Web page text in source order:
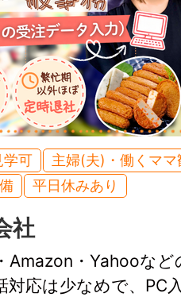
学可
主婦(夫)・働くママ
平日休みあり
社
Amazon・Yahooなど
対応は少なめで、PC